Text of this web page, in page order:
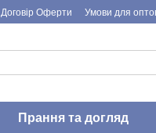
Договір Оферти Умови для
Прання та догляд